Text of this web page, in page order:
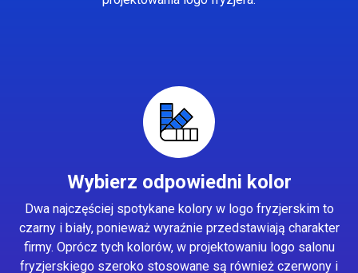
Wybierz odpowiedni kolor
Dwa najczęściej spotykane kolory w logo fryzjerskim to
czarny i biały, ponieważ wyraźnie przedstawiają charakter
firmy. Oprócz tych kolorów, w projektowaniu logo salonu
fryzjerskiego szeroko stosowane są również czerwony i